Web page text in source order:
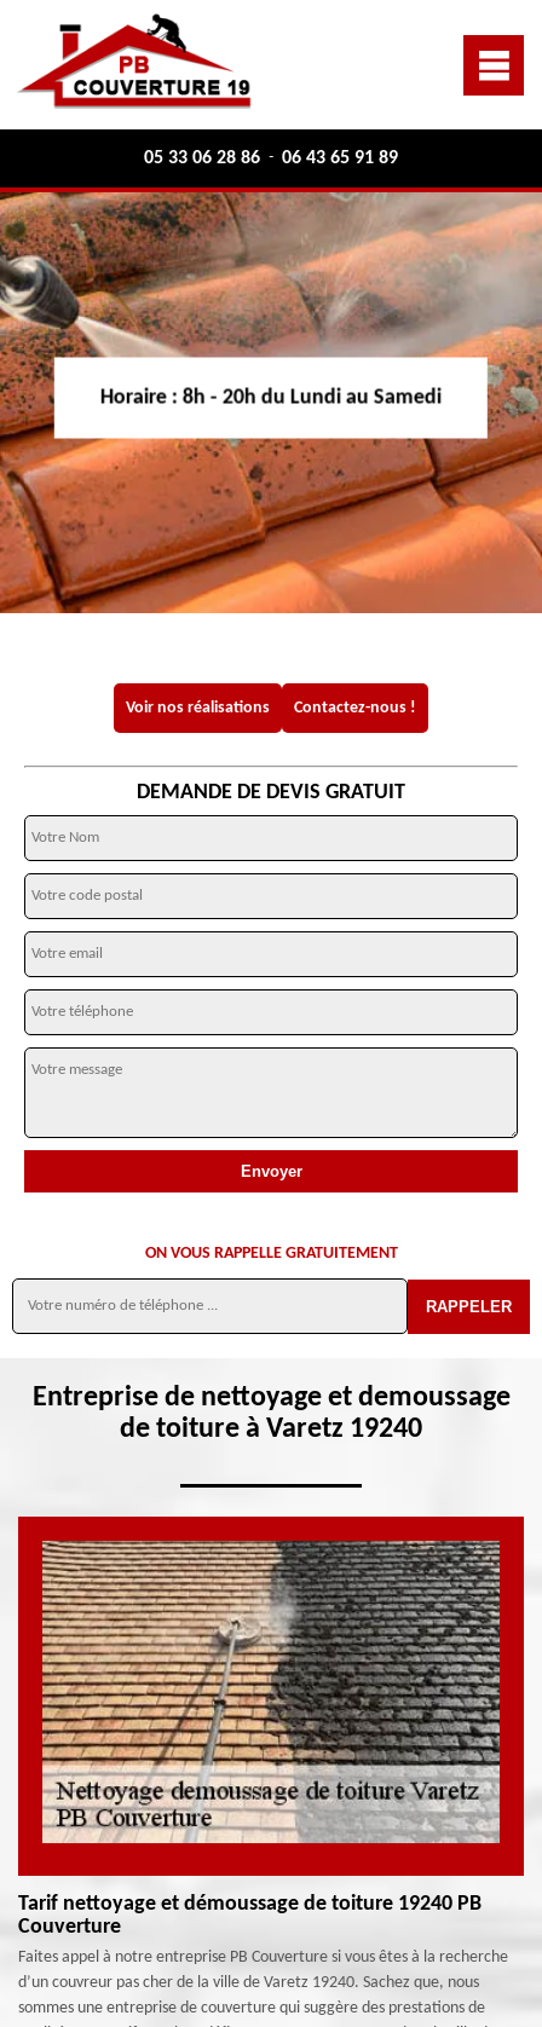
05 33 06 28 86 - 06 43 65 91 89
Horaire : 8h - 20h du Lundi au Samedi
Voir nos réalisations Contactez-nous !
DEMANDE DE DEVIS GRATUIT
ON VOUS RAPPELLE GRATUITEMENT
Entreprise de nettoyage et demoussage
de toiture à Varetz 19240
Tarif nettoyage et démoussage de toiture 19240 PB
Couverture
Faites appel à notre entreprise PB Couverture si vous êtes à la recherche
d’un couvreur pas cher de la ville de Varetz 19240. Sachez que, nous
sommes une entreprise de couverture qui suggère des prestations de